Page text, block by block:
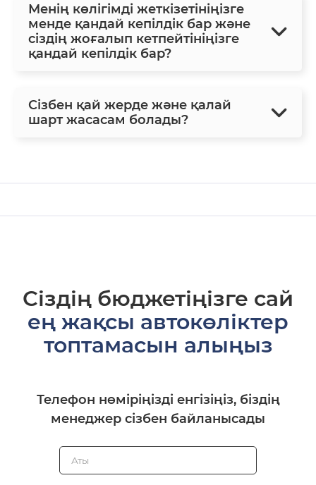
Менің көлігімді жеткізетініңізге
менде қандай кепілдік бар және
сіздің жоғалып кетпейтініңізге
қандай кепілдік бар?
Сізбен қай жерде және қалай
шарт жасасам болады?
Сіздің бюджетіңізге сай
ең жақсы автокөліктер
топтамасын алыңыз
Телефон нөміріңізді енгізіңіз, біздің
менеджер сізбен байланысады